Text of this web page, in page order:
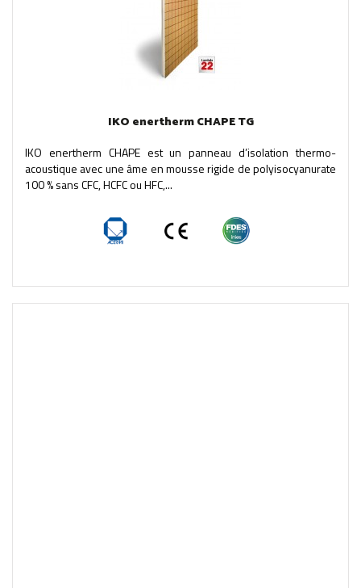
IKO enertherm CHAPE TG
IKO enertherm CHAPE est un panneau d’isolation thermo-
acoustique avec une âme en mousse rigide de polyisocyanurate
100 % sans CFC, HCFC ou HFC,...